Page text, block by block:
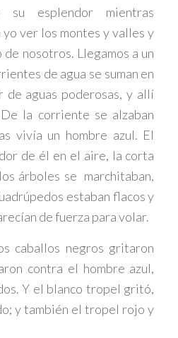
esplendor mientras
yo ver los montes y valles y
nosotros. Llegamos a un
de agua se suman en
de aguas poderosas, y allí
la corriente se alzaban
vivía un hombre azul. El
de él en el aire, la corta
árboles se marchitaban,
estaban flacos y
de fuerza para volar.
negros gritaron
contra el hombre azul,
Y el blanco tropel gritó,
y también el tropel rojo y